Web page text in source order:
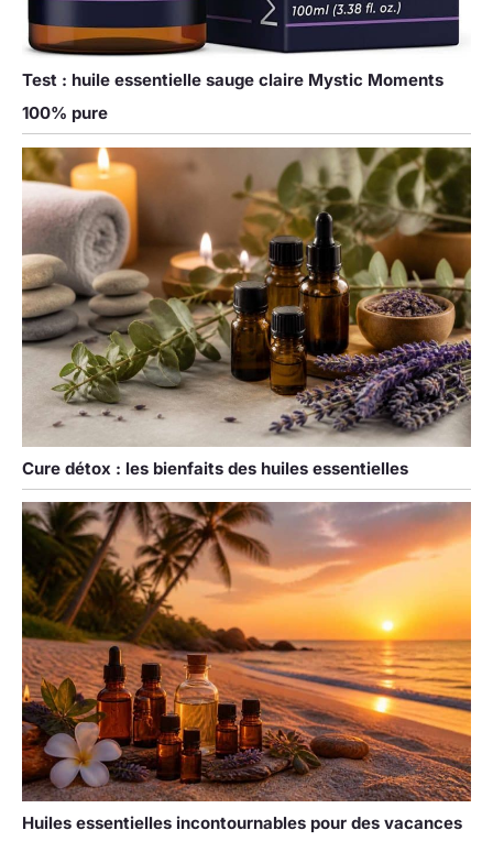
Test : huile essentielle sauge claire Mystic Moments
100% pure
Cure détox : les bienfaits des huiles essentielles
Huiles essentielles incontournables pour des vacances